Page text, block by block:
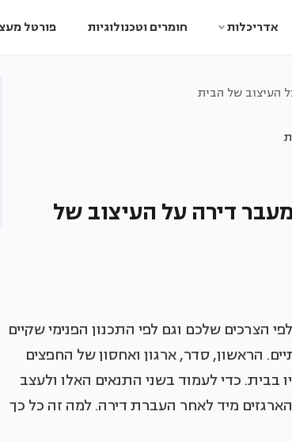
אדריכלות חומרים וטכנולוגיות פורטל
העיצוב של הבית
דירה על העיצוב של
הצרכים שלכם וגם לפי התכנון הפנימי שקיים
הראשון, סדר, ארגון ואחסון של החפצים
בבית. כדי לעמוד בשני התנאים האלו ולעצב
מיד לאחר העברת דירה. למה זה כל כך